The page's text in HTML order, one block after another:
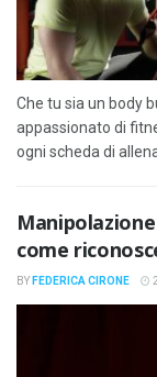
Che tu sia un body
appassionato di
ogni scheda di
come
BY FEDERICA CIRONE